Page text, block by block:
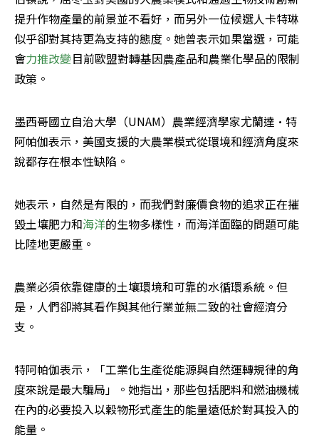
提升作物產量的前景並不看好，而另外一位候選人卡特琳
似乎卻對其持更為支持的態度。她曾表示如果當選，可能
會力推改變目前歐盟對轉基因農產品和農業化學品的限制
政策。
墨西哥國立自治大學（UNAM）農業經濟學家尤蘭達·特
阿帕伽表示，美國支援的大農業模式從環境和經濟角度來
說都存在根本性缺陷。
她表示，自然是有限的，而我們對廉價食物的追求正在摧
毀土壤肥力和海洋的生物多樣性，而海洋面臨的問題可能
比陸地更嚴重。
農業必須依靠健康的土壤環境和可靠的水循環系統。但
是，人們卻將其看作與其他行業並無二致的社會經濟分
支。
特阿帕伽表示，「工業化生產從能源與自然運轉規律的角
度來說是最大騙局」。她指出，那些包括肥料和燃油機械
在內的必要投入以穀物形式產生的能量遠低於對其投入的
能量。